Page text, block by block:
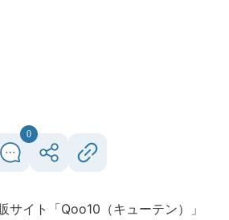
0
イト「Qoo10（キューテン）」